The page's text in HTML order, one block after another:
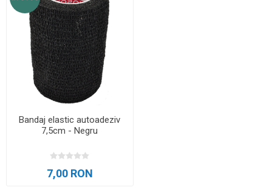
Bandaj elastic autoadeziv
7,5cm - Negru
7,00 RON